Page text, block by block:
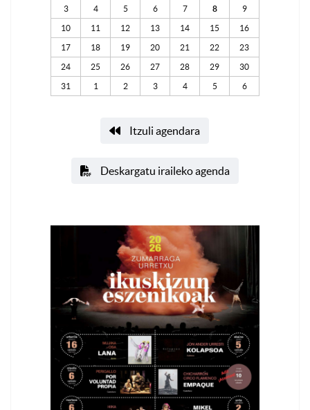
3 4 5 6 7 8 9
10 11 12 13 14 15 16
17 18 19 20 21 22 23
24 25 26 27 28 29 30
31 1 2 3 4 5 6
Itzuli agendara
Deskargatu iraileko agenda